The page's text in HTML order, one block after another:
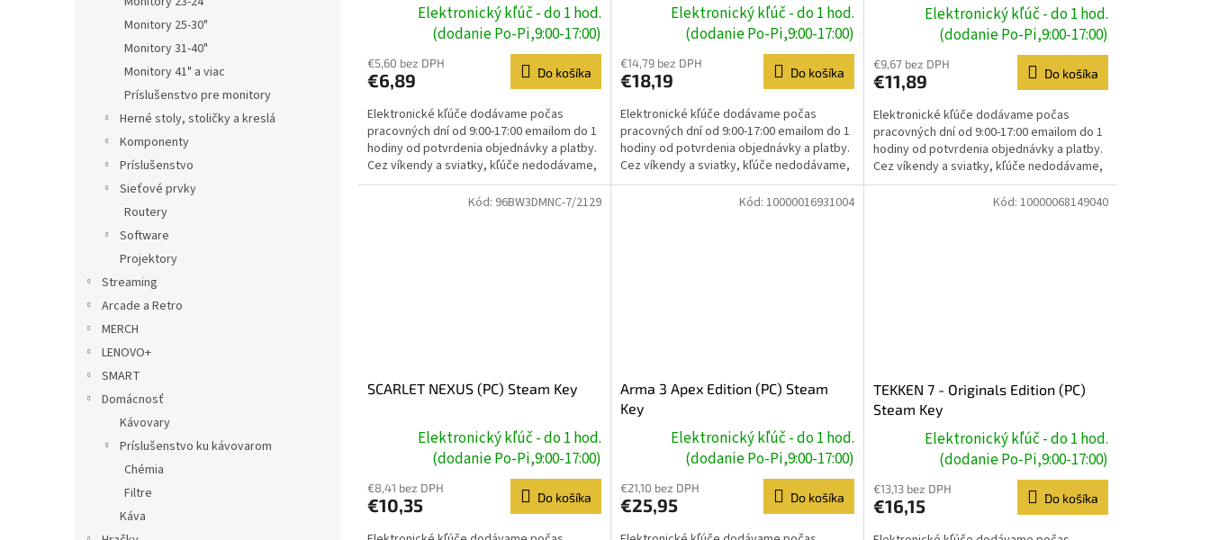
Monitory 25-30"
Monitory 31-40"
Monitory 41" a viac
Príslušenstvo pre monitory
Herné stoly, stoličky a kreslá
Komponenty
Príslušenstvo
Sieťové prvky
Routery
Software
Projektory
Streaming
Arcade a Retro
MERCH
LENOVO+
SMART
Domácnosť
Kávovary
Príslušenstvo ku kávovarom
Chémia
Filtre
Káva
Elektronický kľúč - do 1 hod.
(dodanie Po-Pi,9:00-17:00)
€5,60 bez DPH
€6,89 Do košíka
Elektronické kľúče dodávame počas
pracovných dní od 9:00-17:00 emailom do 1
hodiny od potvrdenia objednávky a platby.
Cez víkendy a sviatky, kľúče nedodávame,
dodanie prebehne...
Elektronický kľúč - do 1 hod.
(dodanie Po-Pi,9:00-17:00)
€14,79 bez DPH
€18,19 Do košíka
Elektronické kľúče dodávame počas
pracovných dní od 9:00-17:00 emailom do 1
hodiny od potvrdenia objednávky a platby.
Cez víkendy a sviatky, kľúče nedodávame,
dodanie prebehne...
Elektronický kľúč - do 1 hod.
(dodanie Po-Pi,9:00-17:00)
€9,67 bez DPH
€11,89 Do košíka
Elektronické kľúče dodávame počas
pracovných dní od 9:00-17:00 emailom do 1
hodiny od potvrdenia objednávky a platby.
Cez víkendy a sviatky, kľúče nedodávame,
dodanie prebehne...
SCARLET NEXUS (PC) Steam Key
Elektronický kľúč - do 1 hod.
(dodanie Po-Pi,9:00-17:00)
€8,41 bez DPH
€10,35 Do košíka
Kód: 96BW3DMNC-7/2129
Arma 3 Apex Edition (PC) Steam
Key
Elektronický kľúč - do 1 hod.
(dodanie Po-Pi,9:00-17:00)
€21,10 bez DPH
€25,95 Do košíka
Kód: 10000016931004
TEKKEN 7 - Originals Edition (PC)
Steam Key
Elektronický kľúč - do 1 hod.
(dodanie Po-Pi,9:00-17:00)
€13,13 bez DPH
€16,15 Do košíka
Kód: 10000068149040